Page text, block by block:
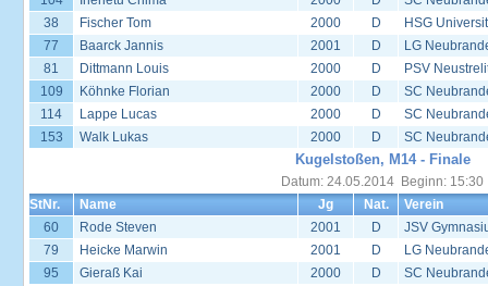
38
Fischer Tom 2000 D
HSG
77
Baarck Jannis 2001 D
LG
81
Dittmann Louis 2000 D
PSV
109
Köhnke Florian 2000 D
SC
114
Lappe Lucas 2000 D
SC
153
Walk Lukas 2000 D SC
Kugelstoßen, M14 - Finale
Datum: 24.05.2014 Beginn: 15:30
StNr.
Name Jg Nat.
Verein
60
Rode Steven 2001 D
JSV
79
Heicke Marwin 2001 D
LG
95
Gieraß Kai 2000 D SC